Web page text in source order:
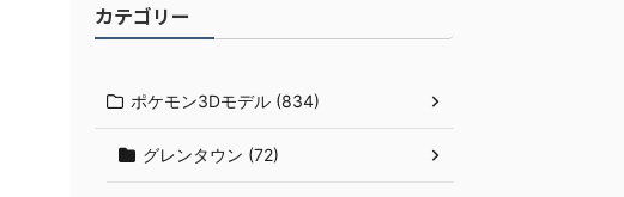
カテゴリー
ポケモン3Dモデル (834)
グレンタウン (72)